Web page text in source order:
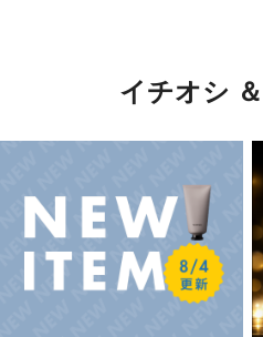
イチオシ